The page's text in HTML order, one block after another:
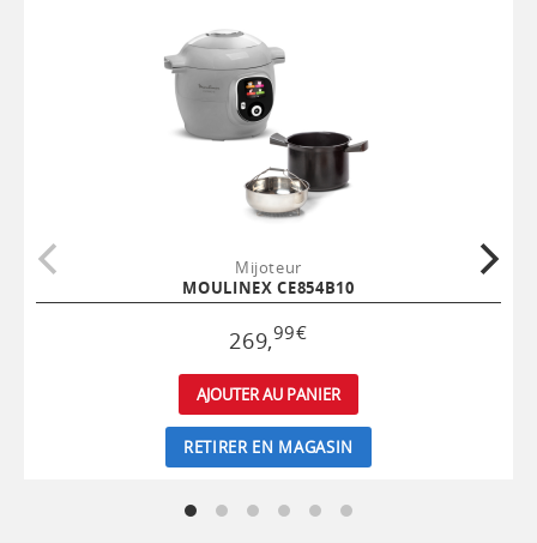
Mijoteur
MOULINEX CE854B10
269,99€
AJOUTER AU PANIER
RETIRER EN MAGASIN